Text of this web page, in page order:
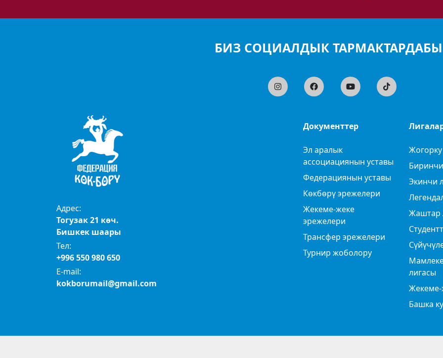
БИЗ СОЦИАЛДЫК
Адрес:
Тогузак 21 көч.
Бишкек шаары
Тел:
+996 550 980 650
E-mail:
kokborumail@gmail.com
Документтер
Эл аралык
ассоциациянын уставы
Федерациянын уставы
Көкбөрү эрежелери
Жекеме-жеке
эрежелери
Трансфер эрежелери
Турнир жоболору
Жогорку
Экинчи
Жаштар
лигасы
Жекеме-
Башка